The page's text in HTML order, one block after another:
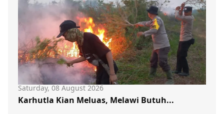
Saturday, 08 August 2026
Karhutla Kian Meluas, Melawi Butuh...